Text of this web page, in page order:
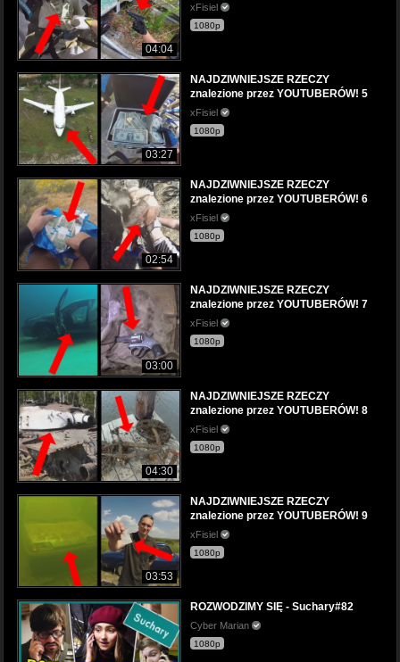
04:04
xFisiel
1080p
03:27
NAJDZIWNIEJSZE RZECZY
znalezione przez YOUTUBERÓW! 5
xFisiel
1080p
02:54
NAJDZIWNIEJSZE RZECZY
znalezione przez YOUTUBERÓW! 6
xFisiel
1080p
03:00
NAJDZIWNIEJSZE RZECZY
znalezione przez YOUTUBERÓW! 7
xFisiel
1080p
04:30
NAJDZIWNIEJSZE RZECZY
znalezione przez YOUTUBERÓW! 8
xFisiel
1080p
03:53
NAJDZIWNIEJSZE RZECZY
znalezione przez YOUTUBERÓW! 9
xFisiel
1080p
ROZWODZIMY SIĘ - Suchary#82
Cyber Marian
1080p